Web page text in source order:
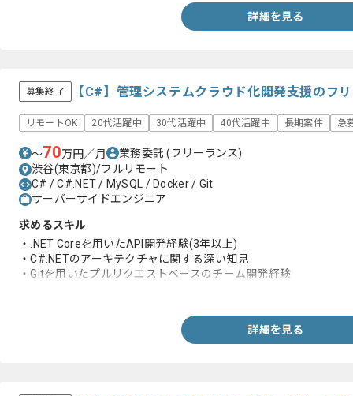
詳細を見る
募集終了 【C#】管理システムクラウド化開発支援のフ
リモートOK 20代活躍中 30代活躍中 40代活躍中 長期案件 急
〜70万円／月 業務委託(フリーランス)
渋谷(東京都)/フルリモート
C# / C#.NET / MySQL / Docker / Git
サーバーサイドエンジニア
求めるスキル
・.NET Coreを用いたAPI開発経験(3年以上)
・C#.NETのアーキテクチャに関する深い知見
・Gitを用いたプルリクエストベースのチーム開発経験
詳細を見る